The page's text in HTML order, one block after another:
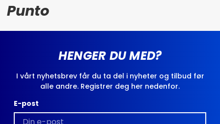
Punto
HENGER DU MED?
I vårt nyhetsbrev får du ta del i nyheter og tilbud før
alle andre. Registrer deg her nedenfor.
E-post